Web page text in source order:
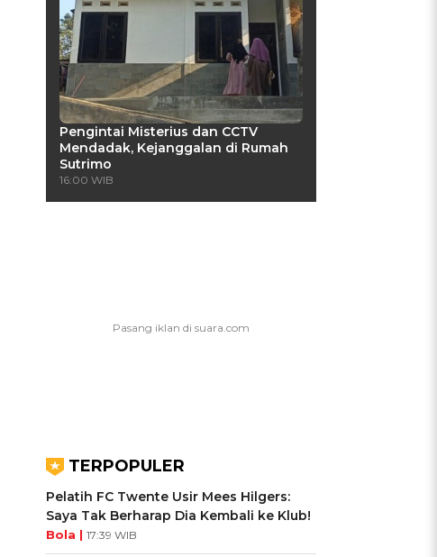
Pengintai Misterius dan CCTV
Mendadak, Kejanggalan di Rumah
Sutrimo
16:00 WIB
TERPOPULER
Pelatih FC Twente Usir Mees Hilgers:
Saya Tak Berharap Dia Kembali ke Klub!
Bola | 17:39 WIB